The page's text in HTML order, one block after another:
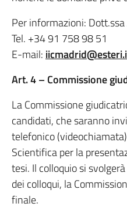
Per informazioni:
Tel. +34 91 758 98 51
E-mail:
Art. 4 – Commissione
La Commissione
candidati, che saranno
telefonico
Scientifica per la
tesi. Il colloquio si
dei colloqui, la
finale.